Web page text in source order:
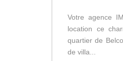
Votre agence
location ce
quartier de
de villa...